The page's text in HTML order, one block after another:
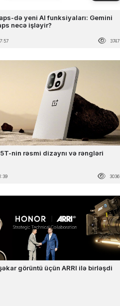
də yeni AI funksiyaları: Gemini
necə işləyir?
3747
nin rəsmi dizaynı və rəngləri
3036
görüntü üçün ARRI ilə birləşdi